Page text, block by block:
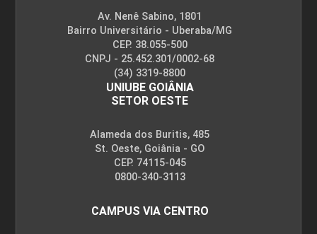
Av. Nenê Sabino, 1801
Bairro Universitário - Uberaba/MG
CEP. 38.055-500
CNPJ - 25.452.301/0002-68
(34) 3319-8800
UNIUBE GOIÂNIA
SETOR OESTE
Alameda dos Buritis, 485
St. Oeste, Goiânia - GO
CEP. 74115-045
0800-340-3113
CAMPUS VIA CENTRO